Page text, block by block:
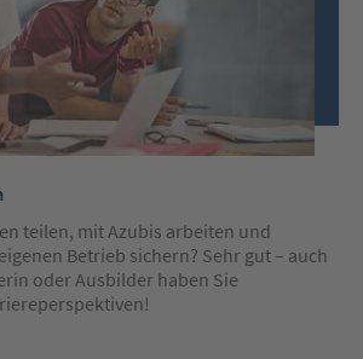
teilen, mit Azubis arbeiten und
Betrieb sichern? Sehr gut – auch
oder Ausbilder haben Sie